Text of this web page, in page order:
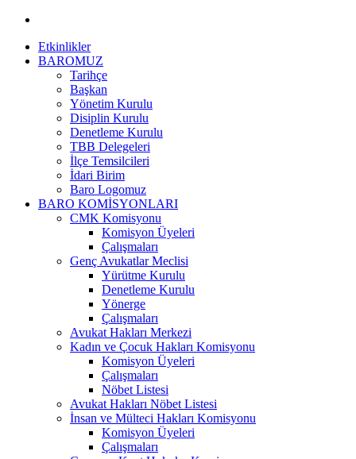
Etkinlikler
BAROMUZ
Tarihçe
Başkan
Yönetim Kurulu
Disiplin Kurulu
Denetleme Kurulu
TBB Delegeleri
İlçe Temsilcileri
İdari Birim
Baro Logomuz
BARO KOMİSYONLARI
CMK Komisyonu
Komisyon Üyeleri
Çalışmaları
Genç Avukatlar Meclisi
Yürütme Kurulu
Denetleme Kurulu
Yönerge
Çalışmaları
Avukat Hakları Merkezi
Kadın ve Çocuk Hakları Komisyonu
Komisyon Üyeleri
Çalışmaları
Nöbet Listesi
Avukat Hakları Nöbet Listesi
İnsan ve Mülteci Hakları Komisyonu
Komisyon Üyeleri
Çalışmaları